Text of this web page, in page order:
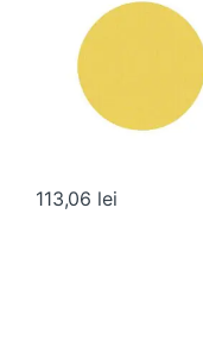
113,06 lei